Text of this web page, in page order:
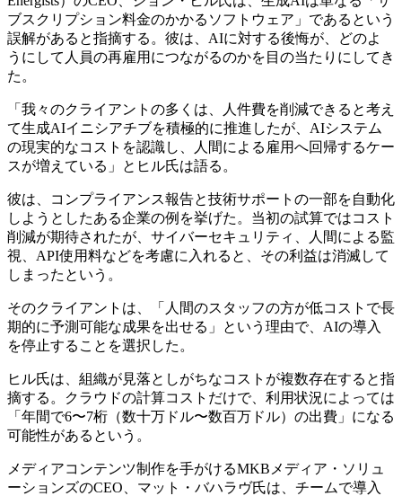
ブスクリプション料金のかかるソフトウェア」であるという
誤解があると指摘する。彼は、AIに対する後悔が、どのよ
うにして人員の再雇用につながるのかを目の当たりにしてき
た。
「我々のクライアントの多くは、人件費を削減できると考え
て生成AIイニシアチブを積極的に推進したが、AIシステム
の現実的なコストを認識し、人間による雇用へ回帰するケー
スが増えている」とヒル氏は語る。
彼は、コンプライアンス報告と技術サポートの一部を自動化
しようとしたある企業の例を挙げた。当初の試算ではコスト
削減が期待されたが、サイバーセキュリティ、人間による監
視、API使用料などを考慮に入れると、その利益は消滅して
しまったという。
そのクライアントは、「人間のスタッフの方が低コストで長
期的に予測可能な成果を出せる」という理由で、AIの導入
を停止することを選択した。
ヒル氏は、組織が見落としがちなコストが複数存在すると指
摘する。クラウドの計算コストだけで、利用状況によっては
「年間で6〜7桁（数十万ドル〜数百万ドル）の出費」になる
可能性があるという。
メディアコンテンツ制作を手がけるMKBメディア・ソリュ
ーションズのCEO、マット・バハラヴ氏は、チームで導入